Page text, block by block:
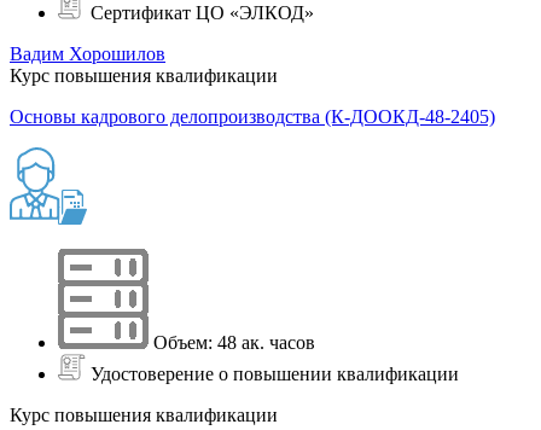
Сертификат ЦО «ЭЛКОД»
Вадим Хорошилов
Курс повышения квалификации
Основы кадрового делопроизводства (К-ДООКД-48-2405)
Объем: 48 ак. часов
Удостоверение о повышении квалификации
Курс повышения квалификации